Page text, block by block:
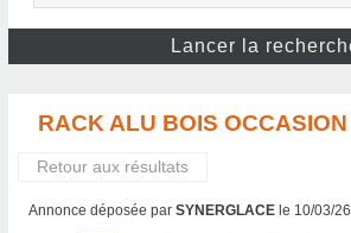
RACK ALU BOIS OCCASION
Retour aux résultats
Annonce déposée parSYNERGLACE le 10/03/26